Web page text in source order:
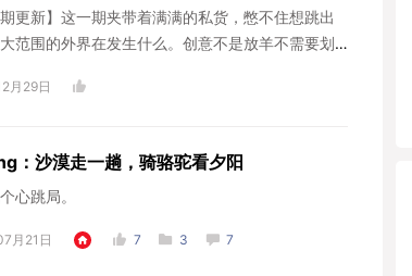
期更新】这一期夹带着满满的私货，憋不住想跳出
范围的外界在发生什么。创意不是放羊不需要划
只...
月29日
：沙漠走一趟，骑骆驼看夕阳
心跳局。
月21日 7 3 7